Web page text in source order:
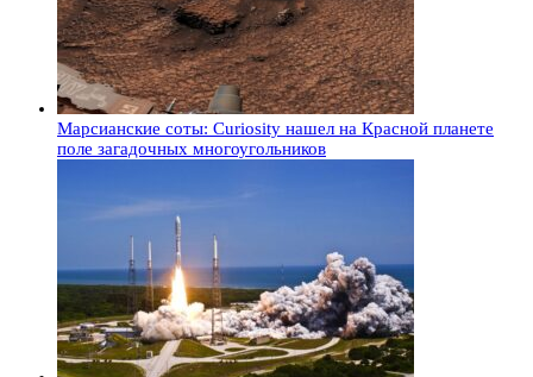
Марсианские соты: Curiosity нашел на Красной планете
поле загадочных многоугольников